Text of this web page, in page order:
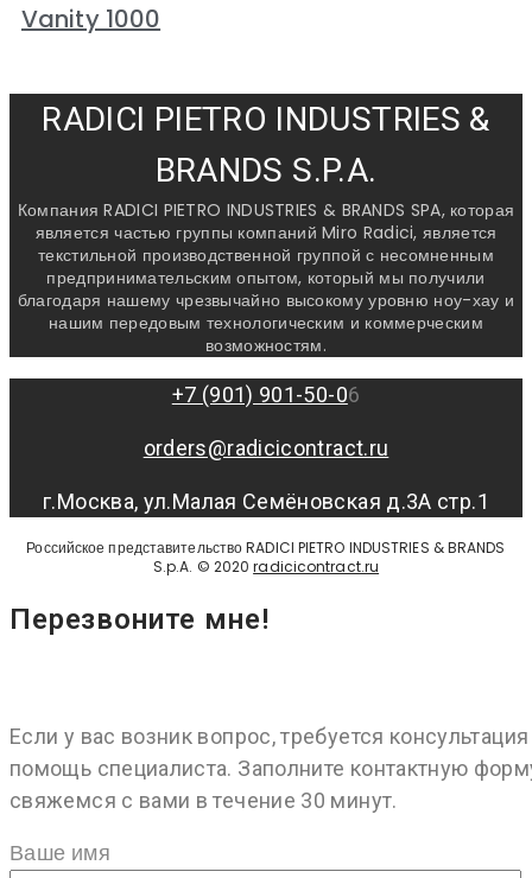
Vanity 1000
RADICI PIETRO INDUSTRIES &
BRANDS S.P.A.
Компания RADICI PIETRO INDUSTRIES & BRANDS SPA, которая
является частью группы компаний Miro Radici, является
текстильной производственной группой с несомненным
предпринимательским опытом, который мы получили
благодаря нашему чрезвычайно высокому уровню ноу-хау и
нашим передовым технологическим и коммерческим
возможностям.
+7 (901) 901-50-06
orders@radicicontract.ru
г.Москва, ул.Малая Семёновская д.3А стр.1
Российское представительство RADICI PIETRO INDUSTRIES & BRANDS
S.p.A. © 2020radicicontract.ru
Перезвоните мне!
Если у вас возник вопрос, требуется
помощь специалиста. Заполните контактную
свяжемся с вами в течение 30 минут.
Ваше имя